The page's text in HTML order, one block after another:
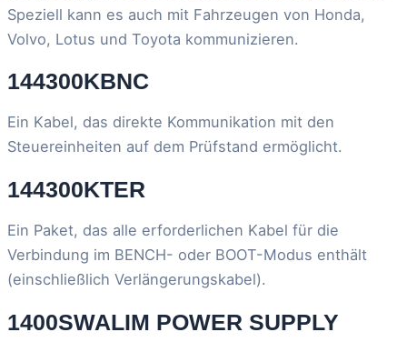
Speziell kann es auch mit Fahrzeugen von Honda,
Volvo, Lotus und Toyota kommunizieren.
144300KBNC
Ein Kabel, das direkte Kommunikation mit den
Steuereinheiten auf dem Prüfstand ermöglicht.
144300KTER
Ein Paket, das alle erforderlichen Kabel für die
Verbindung im BENCH- oder BOOT-Modus enthält
(einschließlich Verlängerungskabel).
1400SWALIM POWER SUPPLY